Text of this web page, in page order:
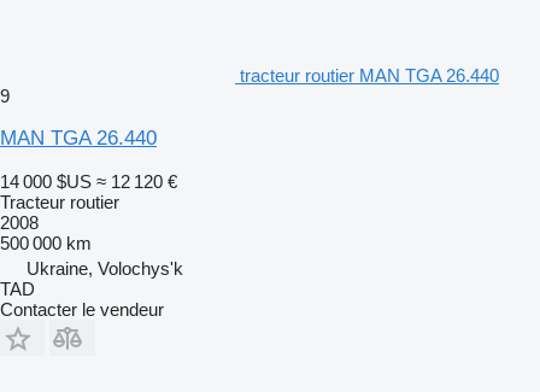
tracteur routier MAN TGA 26.440
9
MAN TGA 26.440
14 000 $US ≈ 12 120 €
Tracteur routier
2008
500 000 km
Ukraine, Volochys'k
TAD
Contacter le vendeur